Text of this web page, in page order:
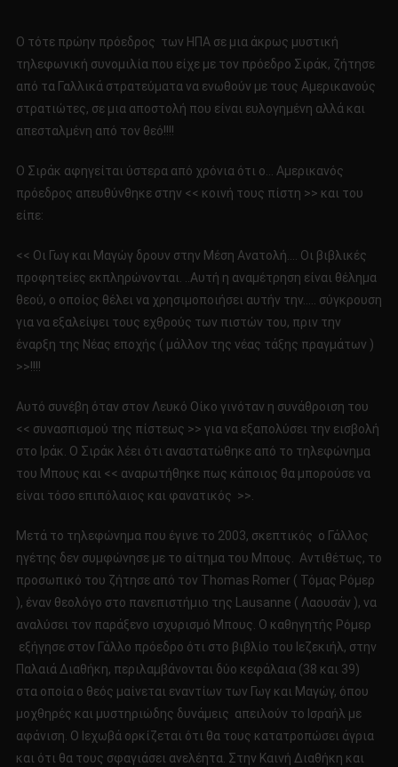
ΣΤΟ
ΙΡΑΚ!!!
Ο τότε πρώην πρόεδρος των ΗΠΑ σε μια άκρως μυστική
τηλεφωνική συνομιλία που είχε με τον πρόεδρο Σιράκ, ζήτησε
από τα Γαλλικά στρατεύματα να ενωθούν με τους Αμερικανούς
στρατιώτες, σε μια αποστολή που είναι ευλογημένη αλλά και
απεσταλμένη από τον θεό!!!!
O Σιράκ αφηγείται ύστερα από χρόνια ότι ο… Αμερικανός
πρόεδρος απευθύνθηκε στην << κοινή τους πίστη >> και του
είπε:
<< Οι Γωγ και Μαγώγ δρουν στην Μέση Ανατολή…. Οι βιβλικές
προφητείες εκπληρώνονται. ..Αυτή η αναμέτρηση είναι θέλημα
θεού, ο οποίος θέλει να χρησιμοποιήσει αυτήν την….. σύγκρουση
για να εξαλείψει τους εχθρούς των πιστών του, πριν την
έναρξη της Νέας εποχής ( μάλλον της νέας τάξης πραγμάτων )
>>!!!!
Αυτό συνέβη όταν στον Λευκό Οίκο γινόταν η συνάθροιση του
<< συνασπισμού της πίστεως >> για να εξαπολύσει την εισβολή
στο Ιράκ. Ο Σιράκ λέει ότι αναστατώθηκε από το τηλεφώνημα
του Μπους και << αναρωτήθηκε πως κάποιος θα μπορούσε να
είναι τόσο επιπόλαιος και φανατικός >>.
Μετά το τηλεφώνημα που έγινε το 2003, σκεπτικός ο Γάλλος
ηγέτης δεν συμφώνησε με το αίτημα του Μπους. Αντιθέτως, το
προσωπικό του ζήτησε από τον Thomas Romer ( Τόμας Ρόμερ
), έναν θεολόγο στο πανεπιστήμιο της Lausanne ( Λαουσάν ), να
αναλύσει τον παράξενο ισχυρισμό Μπους. Ο καθηγητής Ρόμερ
εξήγησε στον Γάλλο πρόεδρο ότι στο βιβλίο του Ιεζεκιήλ, στην
Παλαιά Διαθήκη, περιλαμβάνονται δύο κεφάλαια (38 και 39)
στα οποία ο θεός μαίνεται εναντίων των Γωγ και Μαγώγ, όπου
μοχθηρές και μυστηριώδης δυνάμεις απειλούν το Ισραήλ με
αφάνιση. Ο Ιεχωβά ορκίζεται ότι θα τους κατατροπώσει άγρια
και ότι θα τους σφαγιάσει ανελέητα. Στην Καινή Διαθήκη και